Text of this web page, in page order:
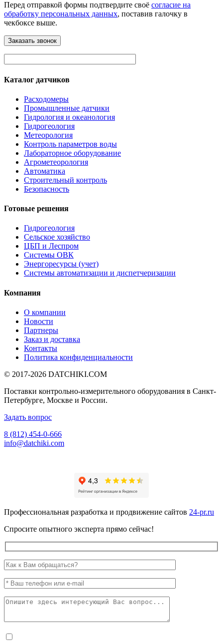
Перед отправкой формы подтвердите своё согласие на
обработку персональных данных, поставив галочку в
чекбоксе выше.
Каталог датчиков
Расходомеры
Промышленные датчики
Гидрология и океанология
Гидрогеология
Метеорология
Контроль параметров воды
Лабораторное оборудование
Агрометеорология
Автоматика
Строительный контроль
Безопасность
Готовые решения
Гидрогеология
Сельское хозяйство
ЦБП и Леспром
Системы ОВК
Энергоресурсы (учет)
Системы автоматизации и диспетчеризации
Компания
О компании
Новости
Партнеры
Заказ и доставка
Контакты
Политика конфиденциальности
© 2017-2026 DATCHIKI.COM
Поставки контрольно-измерительного оборудования в Санкт-
Петербурге, Москве и России.
Задать вопрос
8 (812) 454-0-666
info@datchiki.com
Профессиональная разработка и продвижение сайтов 24-pr.ru
Спросите опытного эксперта прямо сейчас!